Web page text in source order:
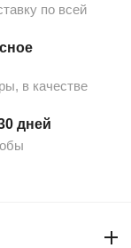
по всей
в качестве
дней